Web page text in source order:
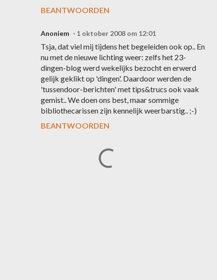
BEANTWOORDEN
Anoniem 1 oktober 2008 om 12:01
Tsja, dat viel mij tijdens het begeleiden ook op.. En
nu met de nieuwe lichting weer: zelfs het 23-
dingen-blog werd wekelijks bezocht en erwerd
gelijk geklikt op 'dingen'. Daardoor werden de
'tussendoor-berichten' met tips&trucs ook vaak
gemist.. We doen ons best, maar sommige
bibliothecarissen zijn kennelijk weerbarstig.. ;-)
BEANTWOORDEN